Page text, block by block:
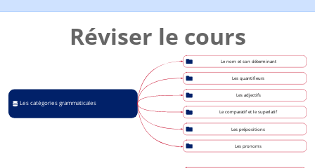
Réviser le cours
Les catégories grammaticales
Le nom et son déterminant
Les quantifieurs
Les adjectifs
Le comparatif et le superlatif
Les prépositions
Les pronoms